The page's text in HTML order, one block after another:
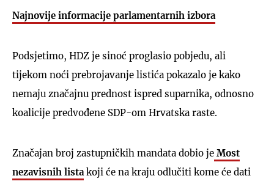
Najnovije informacije parlamentarnih izbora
Podsjetimo, HDZ je sinoć proglasio pobjedu, ali
tijekom noći prebrojavanje listića pokazalo je kako
nemaju značajnu prednost ispred suparnika, odnosno
koalicije predvođene SDP-om Hrvatska raste.
Značajan broj zastupničkih mandata dobio je Most
nezavisnih lista koji će na kraju odlučiti kome će dati